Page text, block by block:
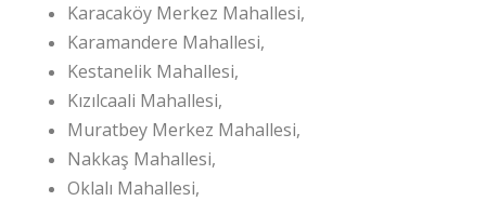
Karacaköy Merkez Mahallesi,
Karamandere Mahallesi,
Kestanelik Mahallesi,
Kızılcaali Mahallesi,
Muratbey Merkez Mahallesi,
Nakkaş Mahallesi,
Oklalı Mahallesi,